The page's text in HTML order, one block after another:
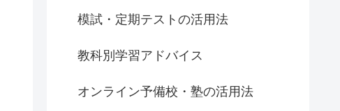
模試・定期テストの活用法
教科別学習アドバイス
オンライン予備校・塾の活用法